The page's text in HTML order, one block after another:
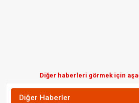
Diğer haberleri görmek için
Diğer Haberler